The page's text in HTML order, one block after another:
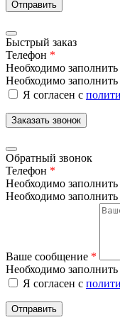
Отправить
Быстрый заказ
Телефон *
Необходимо заполнить
Необходимо
Я согласен с
Заказать звонок
Обратный звонок
Телефон *
Необходимо заполнить
Необходимо
Ваше сообщение *
Необходимо
Я согласен с
Отправить